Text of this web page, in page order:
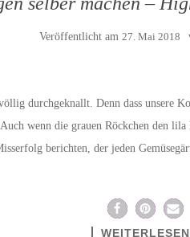
Veröffentlicht am 27. Mai 2018
durchgeknallt. Denn dass unsere
wenn die grauen Röckchen den
berichten, der jeden
WEITERLESEN